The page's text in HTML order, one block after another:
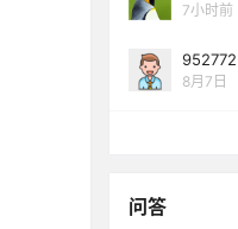
7小时前
8月7日
问答